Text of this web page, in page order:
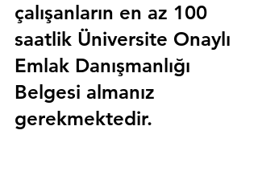
çalışanların en az 100
saatlik Üniversite Onaylı
Emlak Danışmanlığı
Belgesi almanız
gerekmektedir.